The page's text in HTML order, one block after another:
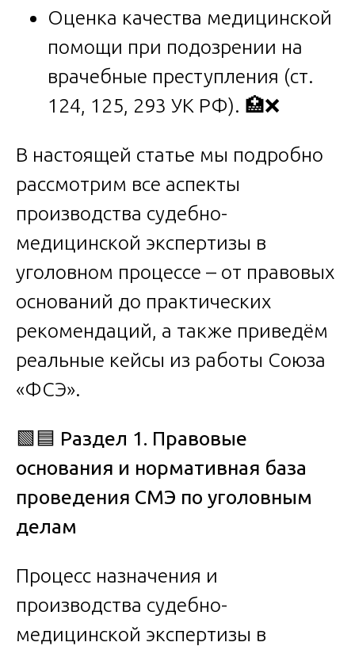
Оценка качества медицинской
помощи при подозрении на
врачебные преступления (ст.
124, 125, 293 УК РФ). 🏥❌
В настоящей статье мы подробно
рассмотрим все аспекты
производства судебно-
медицинской экспертизы в
уголовном процессе – от правовых
оснований до практических
рекомендаций, а также приведём
реальные кейсы из работы Союза
«ФСЭ».
🟩🟦 Раздел 1. Правовые
основания и нормативная база
проведения СМЭ по уголовным
делам
Процесс назначения и
производства судебно-
медицинской экспертизы в